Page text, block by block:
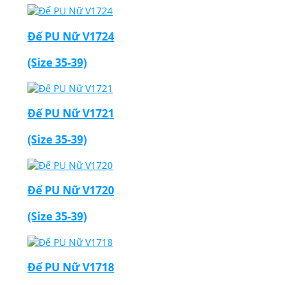
Đế PU Nữ V1724
(Size 35-39)
Đế PU Nữ V1721
(Size 35-39)
Đế PU Nữ V1720
(Size 35-39)
Đế PU Nữ V1718